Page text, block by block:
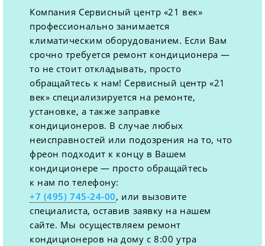
Компания Сервисный центр «21 век»
профессионально занимается
климатическим оборудованием. Если Вам
срочно требуется ремонт кондиционера —
то не стоит откладывать, просто
обращайтесь к нам! Сервисный центр «21
век» специализируется на ремонте,
установке, а также заправке
кондиционеров. В случае любых
неисправностей или подозрения на то, что
фреон подходит к концу в Вашем
кондиционере — просто обращайтесь
к нам по телефону:
+7 (495) 745-24-00, или вызовите
специалиста, оставив заявку на нашем
сайте. Мы осуществляем ремонт
кондиционеров на дому с 8:00 утра